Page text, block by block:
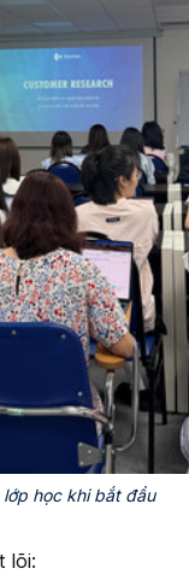
lớp học khi bắt đầu
lõi: